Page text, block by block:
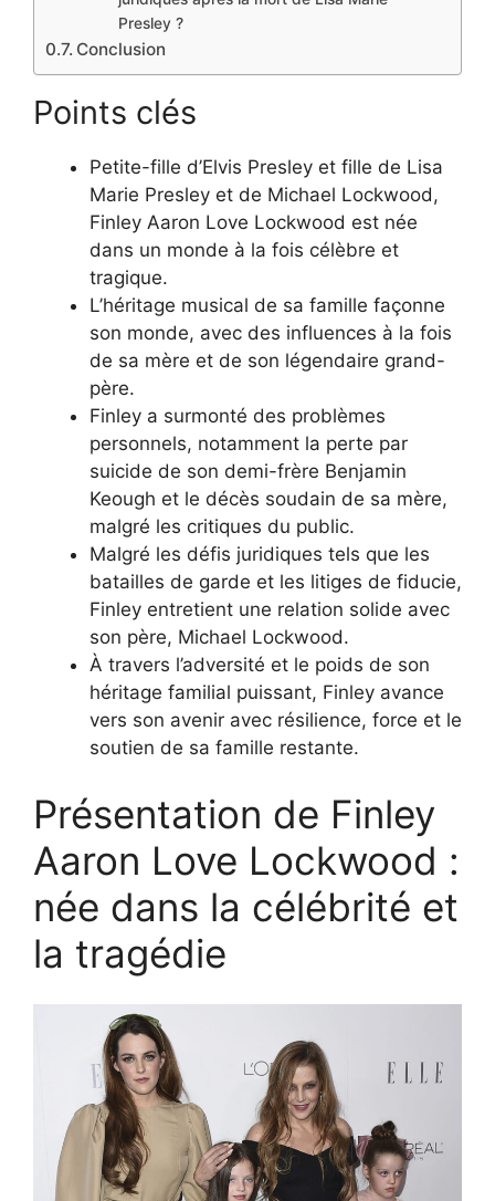
Presley ?
Conclusion
Points clés
Petite-fille d’Elvis Presley et fille de Lisa
Marie Presley et de Michael Lockwood,
Finley Aaron Love Lockwood est née
dans un monde à la fois célèbre et
tragique.
L’héritage musical de sa famille façonne
son monde, avec des influences à la fois
de sa mère et de son légendaire grand-
père.
Finley a surmonté des problèmes
personnels, notamment la perte par
suicide de son demi-frère Benjamin
Keough et le décès soudain de sa mère,
malgré les critiques du public.
Malgré les défis juridiques tels que les
batailles de garde et les litiges de fiducie,
Finley entretient une relation solide avec
son père, Michael Lockwood.
À travers l’adversité et le poids de son
héritage familial puissant, Finley avance
vers son avenir avec résilience, force et le
soutien de sa famille restante.
Présentation de Finley
Aaron Love Lockwood :
née dans la célébrité et
la tragédie